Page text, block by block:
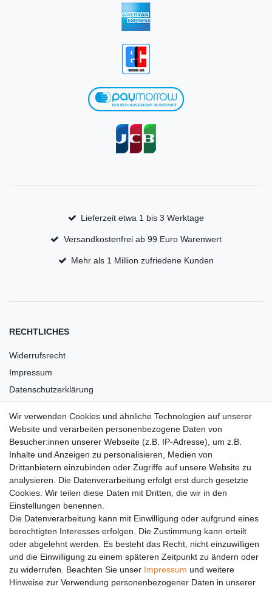
Lieferzeit etwa 1 bis 3 Werktage
Versandkostenfrei ab 99 Euro Warenwert
Mehr als 1 Million zufriedene Kunden
RECHTLICHES
Widerrufsrecht
Impressum
Datenschutzerklärung
Barrierefreiheit
Anleitungen
Vertrag widerrufen
PARTNER
DHL
GLS
PaketPLUS
Wir verwenden Cookies und ähnliche Technologien auf unserer
Website und verarbeiten personenbezogene Daten von
Besucher:innen unserer Webseite (z.B. IP-Adresse), um z.B.
Inhalte und Anzeigen zu personalisieren, Medien von
Drittanbietern einzubinden oder Zugriffe auf unsere Website zu
analysieren. Die Datenverarbeitung erfolgt erst durch gesetzte
Cookies. Wir teilen diese Daten mit Dritten, die wir in den
Einstellungen benennen.
Die Datenverarbeitung kann mit Einwilligung oder aufgrund eines
berechtigten Interesses erfolgen. Die Zustimmung kann erteilt
oder abgelehnt werden. Es besteht das Recht, nicht einzuwilligen
und die Einwilligung zu einem späteren Zeitpunkt zu ändern oder
zu widerrufen. Beachten Sie unser Impressum und weitere
Hinweise zur Verwendung personenbezogener Daten in unserer